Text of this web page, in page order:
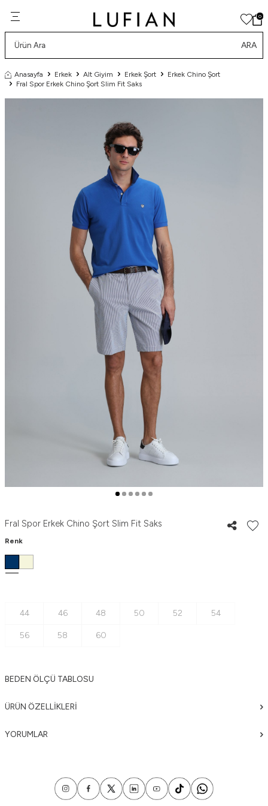
0
ARA
Anasayfa Erkek Alt Giyim Erkek Şort
Erkek Chino Şort
Fral Spor Erkek Chino Şort Slim Fit Saks
Fral Spor Erkek Chino Şort Slim Fit Saks
Renk
44 46 48 50 52 54
56 58 60
BEDEN ÖLÇÜ TABLOSU
ÜRÜN ÖZELLIKLERI
YORUMLAR